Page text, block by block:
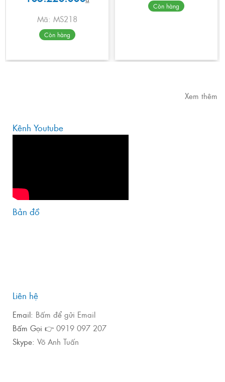
Mã: MS218
Còn hàng
Còn hàng
Xem thêm
Kênh Youtube
Bản đồ
Liên hệ
Email: Bấm để gửi Email
Bấm Gọi 👉 0919 097 207
Skype: Võ Anh Tuấn